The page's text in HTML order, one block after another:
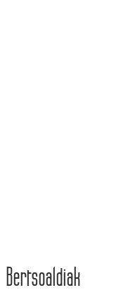
Bertsoaldiak